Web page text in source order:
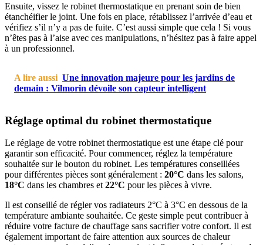
Ensuite, vissez le robinet thermostatique en prenant soin de bien
étanchéifier le joint. Une fois en place, rétablissez l’arrivée d’eau et
vérifiez s’il n’y a pas de fuite. C’est aussi simple que cela ! Si vous
n’êtes pas à l’aise avec ces manipulations, n’hésitez pas à faire appel
à un professionnel.
A lire aussi Une innovation majeure pour les jardins de
demain : Vilmorin dévoile son capteur intelligent
Réglage optimal du robinet thermostatique
Le réglage de votre robinet thermostatique est une étape clé pour
garantir son efficacité. Pour commencer, réglez la température
souhaitée sur le bouton du robinet. Les températures conseillées
pour différentes pièces sont généralement : 20°C dans les salons,
18°C dans les chambres et 22°C pour les pièces à vivre.
Il est conseillé de régler vos radiateurs 2°C à 3°C en dessous de la
température ambiante souhaitée. Ce geste simple peut contribuer à
réduire votre facture de chauffage sans sacrifier votre confort. Il est
également important de faire attention aux sources de chaleur